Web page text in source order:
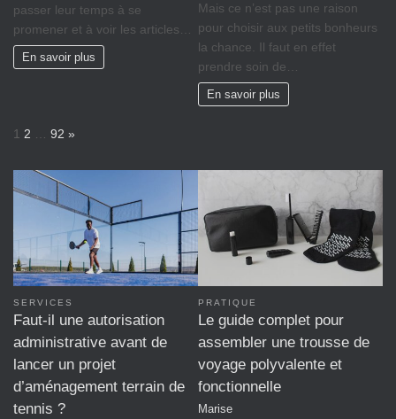
passer leur temps à se
promener et à voir les articles…
En savoir plus
Mais ce n’est pas une raison
pour choisir aux petits bonheurs
la chance. Il faut en effet
prendre soin de…
En savoir plus
P
g
e
1 2 … 92 N
x
t
»
SERVICES
Faut-il une autorisation
administrative avant de
lancer un projet
d’aménagement terrain de
tennis ?
PRATIQUE
Le guide complet pour
assembler une trousse de
voyage polyvalente et
fonctionnelle
Marise